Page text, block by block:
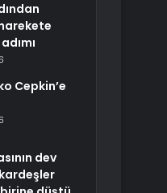
Cepkin’e
dev